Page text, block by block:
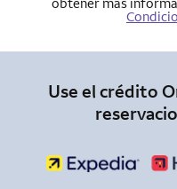
Use el crédito